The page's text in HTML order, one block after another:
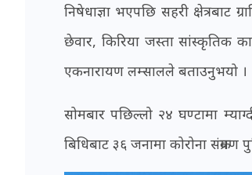
निषेधाज्ञा भएपछि सहरी क्षेत्रबाट
छेवार, किरिया जस्ता सांस्कृतिक
एकनारायण लम्सालले बताउनुभयो ।
सोमबार पछिल्लो २४ घण्टामा
बिधिबाट ३६ जनामा कोरोना